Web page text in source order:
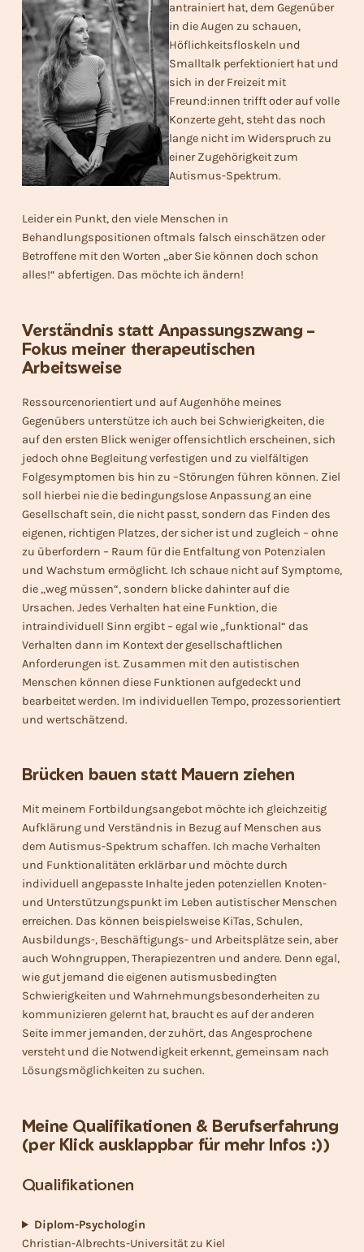
antrainiert hat, dem Gegenüber
in die Augen zu schauen,
Höflichkeitsfloskeln und
Smalltalk perfektioniert hat und
sich in der Freizeit mit
Freund:innen trifft oder auf volle
Konzerte geht, steht das noch
lange nicht im Widerspruch zu
einer Zugehörigkeit zum
Autismus-Spektrum.
Leider ein Punkt, den viele Menschen in
Behandlungspositionen oftmals falsch einschätzen oder
Betroffene mit den Worten „aber Sie können doch schon
alles!“ abfertigen. Das möchte ich ändern!
Verständnis statt Anpassungszwang –
Fokus meiner therapeutischen
Arbeitsweise
Ressourcenorientiert und auf Augenhöhe meines
Gegenübers unterstütze ich auch bei Schwierigkeiten, die
auf den ersten Blick weniger offensichtlich erscheinen, sich
jedoch ohne Begleitung verfestigen und zu vielfältigen
Folgesymptomen bis hin zu –Störungen führen können. Ziel
soll hierbei nie die bedingungslose Anpassung an eine
Gesellschaft sein, die nicht passt, sondern das Finden des
eigenen, richtigen Platzes, der sicher ist und zugleich – ohne
zu überfordern – Raum für die Entfaltung von Potenzialen
und Wachstum ermöglicht. Ich schaue nicht auf Symptome,
die „weg müssen“, sondern blicke dahinter auf die
Ursachen. Jedes Verhalten hat eine Funktion, die
intraindividuell Sinn ergibt – egal wie „funktional“ das
Verhalten dann im Kontext der gesellschaftlichen
Anforderungen ist. Zusammen mit den autistischen
Menschen können diese Funktionen aufgedeckt und
bearbeitet werden. Im individuellen Tempo, prozessorientiert
und wertschätzend.
Brücken bauen statt Mauern ziehen
Mit meinem Fortbildungsangebot möchte ich gleichzeitig
Aufklärung und Verständnis in Bezug auf Menschen aus
dem Autismus-Spektrum schaffen. Ich mache Verhalten
und Funktionalitäten erklärbar und möchte durch
individuell angepasste Inhalte jeden potenziellen Knoten-
und Unterstützungspunkt im Leben autistischer Menschen
erreichen. Das können beispielsweise KiTas, Schulen,
Ausbildungs-, Beschäftigungs- und Arbeitsplätze sein, aber
auch Wohngruppen, Therapiezentren und andere. Denn egal,
wie gut jemand die eigenen autismusbedingten
Schwierigkeiten und Wahrnehmungsbesonderheiten zu
kommunizieren gelernt hat, braucht es auf der anderen
Seite immer jemanden, der zuhört, das Angesprochene
versteht und die Notwendigkeit erkennt, gemeinsam nach
Lösungsmöglichkeiten zu suchen.
Meine Qualifikationen & Berufserfahrung
(per Klick ausklappbar für mehr Infos :))
Qualifikationen
Diplom-Psychologin
Christian-Albrechts-Universität zu Kiel